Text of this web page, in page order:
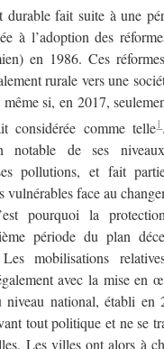
durable fait suite à une
à l’adoption des
en 1986. Ces
rurale vers une
si, en 2017,
considérée comme telle1
notable de ses
pollutions, et fait
vulnérables face au
pourquoi la
période du plan
mobilisations
avec la mise en
national, établi en
tout politique et ne se
Les villes ont alors à